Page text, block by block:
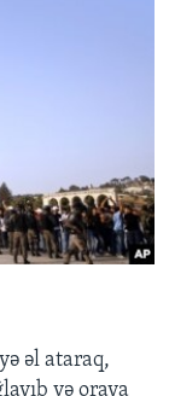
əl ataraq,
və oraya